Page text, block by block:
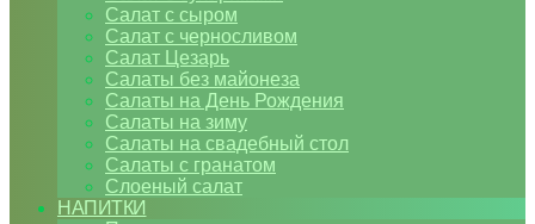
Салат с сыром
Салат с черносливом
Салат Цезарь
Салаты без майонеза
Салаты на День Рождения
Салаты на зиму
Салаты на свадебный стол
Салаты с гранатом
Слоеный салат
НАПИТКИ